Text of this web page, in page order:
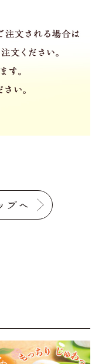
プへ